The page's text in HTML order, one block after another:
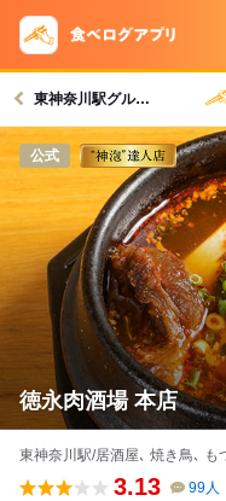
東神奈川駅グルメへ
公式
徳永肉酒場 本店
東神奈川駅/居酒屋､ 焼き鳥､ も
3.13 99人
コー
戻る
クーポ